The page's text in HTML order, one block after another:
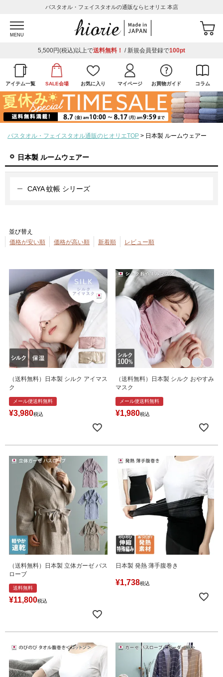
バスタオル・フェイスタオルの通販ならヒオリエ 本店
MENU
5,500円(税込)以上で送料無料！ / 新規会員登録で100pt
アイテム一覧 SALE会場 お気に入り マイページ お買物ガイド コラム
バスタオル・フェイスタオル通販のヒオリエTOP 日本製 ルームウェアー
日本製 ルームウェアー
CAYA 蚊帳 シリーズ
並び替え
価格が安い順
価格が高い順 新着順 レビュー順
（送料無料）日本製 シルク アイマス
ク
メール便送料無料
¥3,980税込
（送料無料）日本製 シルク おやすみ
マスク
メール便送料無料
¥1,980税込
（送料無料）日本製 立体ガーゼ バス
ローブ
送料無料
¥11,800税込
日本製 発熱 薄手腹巻き
¥1,738税込